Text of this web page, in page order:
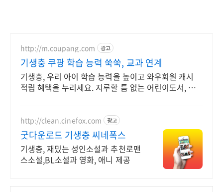
http://m.coupang.com 광고
기생충 쿠팡 학습 능력 쑥쑥, 교과 연계
기생충, 우리 아이 학습 능력을 높이고 와우회원 캐시
적립 혜택을 누리세요. 지루할 틈 없는 어린이도서, 아
http://clean.cinefox.com 광고
굿다운로드 기생충 씨네폭스
기생충, 재밌는 성인소설과 추천로맨
스소설,BL소설과 영화, 애니 제공